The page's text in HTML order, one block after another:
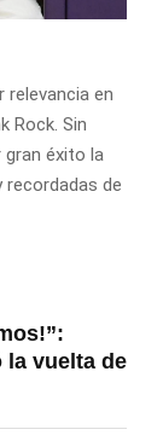
relevancia en
Rock. Sin
éxito la
recordadas de
la vuelta de